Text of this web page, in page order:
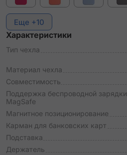
Еще +10
Характеристики
Тип чехла
Материал чехла
Совместимость
Поддержка беспроводной зарядки
MagSafe
Магнитное позиционирование
Карман для банковских карт
Подставка
Держатель